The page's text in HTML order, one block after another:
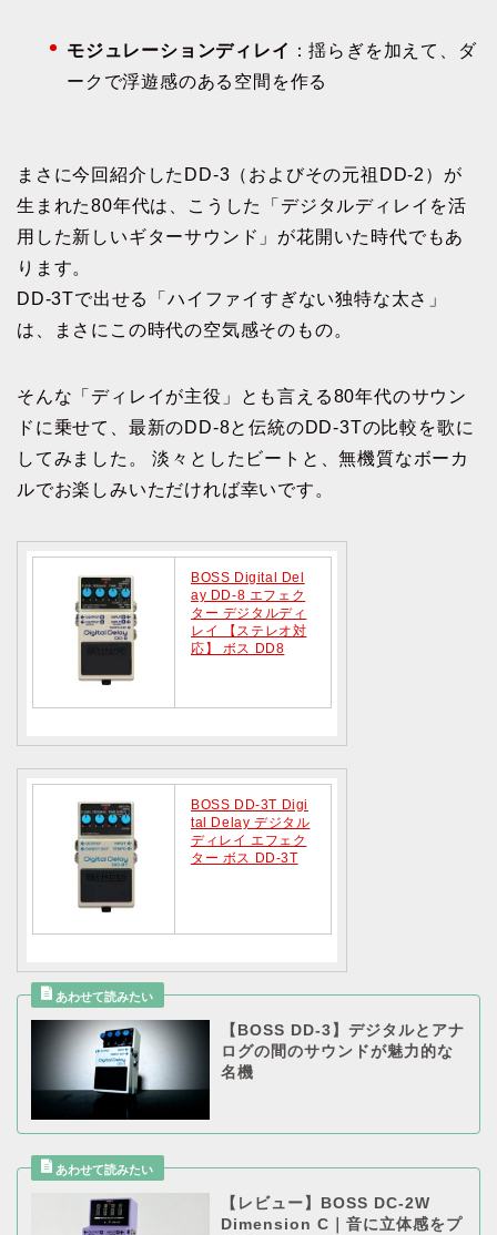
モジュレーションディレイ ：揺らぎを加えて、ダ
ークで浮遊感のある空間を作る
まさに今回紹介したDD-3（およびその元祖DD-2）が
生まれた80年代は、こうした「デジタルディレイを活
用した新しいギターサウンド」が花開いた時代でもあ
ります。
DD-3Tで出せる「ハイファイすぎない独特な太さ」
は、まさにこの時代の空気感そのもの。
そんな「ディレイが主役」とも言える80年代のサウン
ドに乗せて、最新のDD-8と伝統のDD-3Tの比較を歌に
してみました。 淡々としたビートと、無機質なボーカ
ルでお楽しみいただければ幸いです。
BOSS Digital Del
ay DD-8 エフェク
ター デジタルディ
レイ 【ステレオ対
応】 ボス DD8
BOSS DD-3T Digi
tal Delay デジタル
ディレイ エフェク
ター ボス DD-3T
【BOSS DD-3】デジタルとアナ
ログの間のサウンドが魅力的な
名機
【レビュー】BOSS DC-2W
Dimension C｜音に立体感をプ